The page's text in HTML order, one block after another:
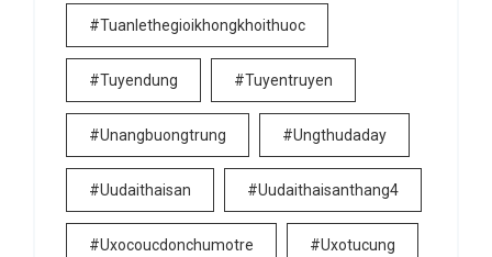
#tuanlethegioikhongkhoithuoc
#tuyendung #tuyentruyen
#unangbuongtrung #ungthudaday
#uudaithaisan #uudaithaisanthang4
#uxocoucdonchumotre #uxotucung